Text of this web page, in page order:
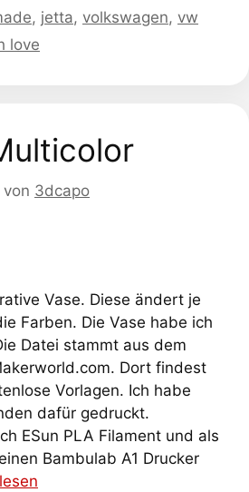
, jetta, volkswagen, vw
love
von 3dcapo
Vase. Diese ändert je
Farben. Die Vase habe ich
Datei stammt aus dem
Dort findest
Vorlagen. Ich habe
dafür gedruckt.
ESun PLA Filament und als
Bambulab A1 Drucker